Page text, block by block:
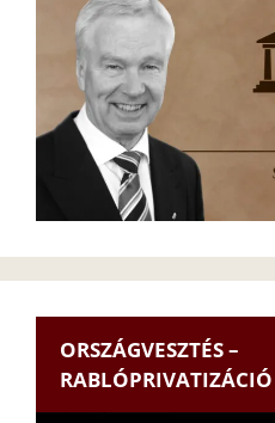
ORSZÁGVESZTÉS –
RABLÓPRIVATIZÁCIÓ